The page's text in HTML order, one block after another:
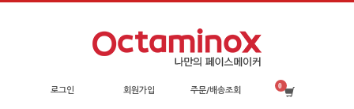
로그인 회원가입 주문/배송조회